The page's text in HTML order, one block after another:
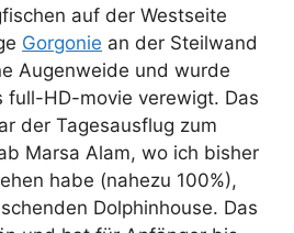
auf der Westseite
Gorgonie an der Steilwand
Augenweide und wurde
full-HD-movie verewigt. Das
der Tagesausflug zum
Marsa Alam, wo ich bisher
habe (nahezu 100%),
Dolphinhouse. Das